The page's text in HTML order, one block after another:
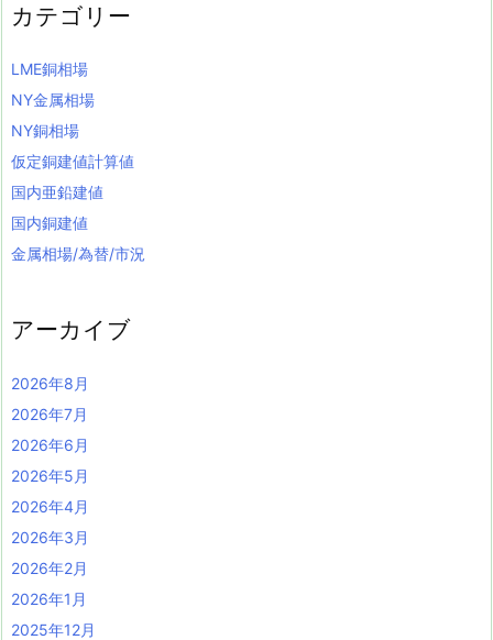
カテゴリー
LME銅相場
NY金属相場
NY銅相場
仮定銅建値計算値
国内亜鉛建値
国内銅建値
金属相場/為替/市況
アーカイブ
2026年8月
2026年7月
2026年6月
2026年5月
2026年4月
2026年3月
2026年2月
2026年1月
2025年12月